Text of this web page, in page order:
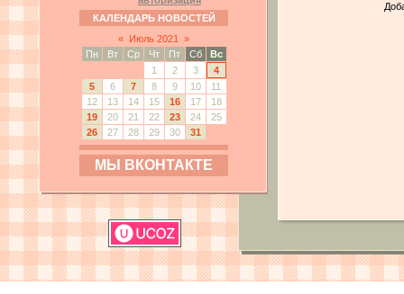
КАЛЕНДАРЬ НОВОСТЕЙ
«
Июль 2021
»
Пн
Вт Ср Чт Пт Сб
Вс
1
2 3
4
5
6 7 8 9 10
11
12
13 14 15 16 17
18
19
20 21 22 23 24
25
26
27 28 29 30 31
МЫ ВКОНТАКТЕ